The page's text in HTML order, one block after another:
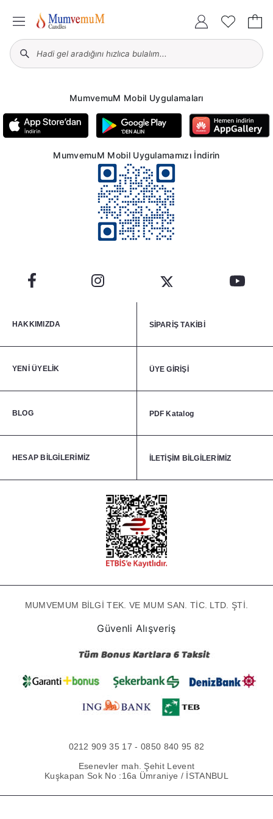
MumvemuM Mobil Uygulamaları
MumvemuM Mobil Uygulamamızı İndirin
HAKKIMIZDA SİPARİŞ TAKİBİ
YENİ ÜYELİK ÜYE GİRİŞİ
BLOG PDF Katalog
HESAP BİLGİLERİMİZ İLETİŞİM BİLGİLERİMİZ
MUMVEMUM BİLGİ TEK. VE MUM SAN. TİC. LTD. ŞTİ.
Güvenli Alışveriş
0212 909 35 17 - 0850 840 95 82
Esenevler mah. Şehit Levent
Kuşkapan Sok No :16a Ümraniye / İSTANBUL